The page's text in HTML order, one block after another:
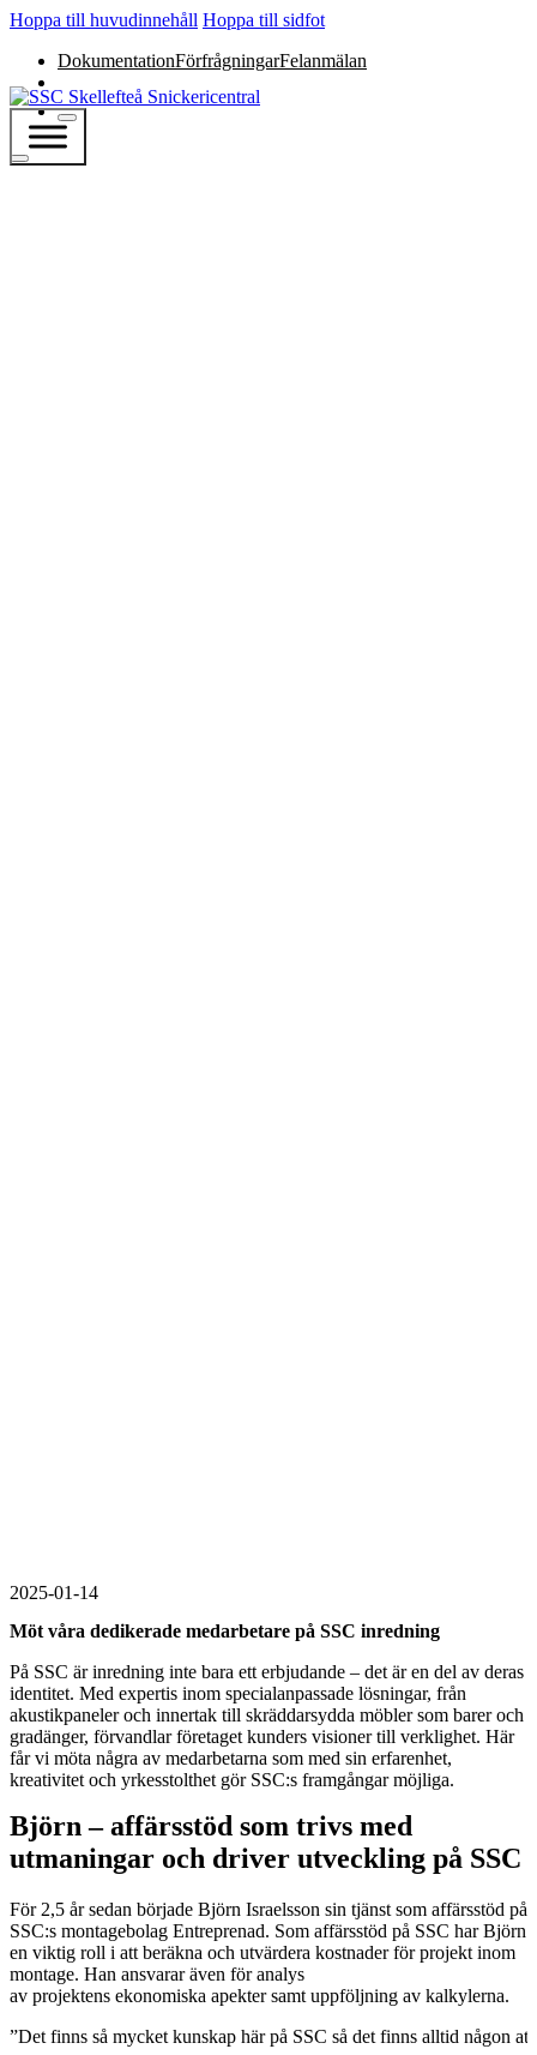
Hoppa till huvudinnehåll Hoppa till sidfot
DokumentationFörfrågningarFelanmälan
2025-01-14
Möt våra dedikerade medarbetare på SSC inredning
På SSC är inredning inte bara ett erbjudande – det är en del av deras
identitet. Med expertis inom specialanpassade lösningar, från
akustikpaneler och innertak till skräddarsydda möbler som barer och
gradänger, förvandlar företaget kunders visioner till verklighet. Här
får vi möta några av medarbetarna som med sin erfarenhet,
kreativitet och yrkesstolthet gör SSC:s framgångar möjliga.
Björn – affärsstöd som trivs med
utmaningar och driver utveckling på SSC
För 2,5 år sedan började Björn Israelsson sin tjänst som affärsstöd på
SSC:s montagebolag Entreprenad. Som affärsstöd på SSC har Björn
en viktig roll i att beräkna och utvärdera kostnader för projekt inom
montage. Han ansvarar även för analys
av projektens ekonomiska apekter samt uppföljning av kalkylerna.
”Det finns så mycket kunskap här på SSC så det finns alltid någon